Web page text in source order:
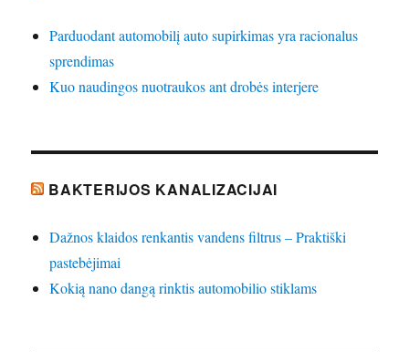
Parduodant automobilį auto supirkimas yra racionalus
sprendimas
Kuo naudingos nuotraukos ant drobės interjere
BAKTERIJOS KANALIZACIJAI
Dažnos klaidos renkantis vandens filtrus – Praktiški
pastebėjimai
Kokią nano dangą rinktis automobilio stiklams